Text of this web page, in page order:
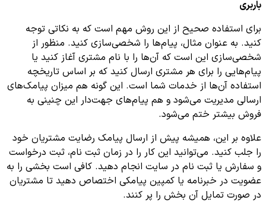
باربری
برای استفاده صحیح از این روش مهم است که به نکاتی توجه
کنید. به عنوان مثال، پیام‌ها را شخصی‌سازی کنید. منظور از
شخصی‌سازی این است که آن‌ها را با نام مشتری آغاز کنید یا
پیام‌هایی را برای هر مشتری ارسال کنید که بر اساس تاریخچه
استفاده آن‌ها از خدمات شما است. این گونه هم میزان پیامک‌های
ارسالی مدیریت می‌شود و هم پیام‌های جهت‌دار این چنینی به
فروش بیشتر ختم می‌شود.
علاوه بر این، همیشه پیش از ارسال پیامک رضایت مشتریان خود
را جلب کنید. می‌توانید این کار را در زمان ثبت نام، ثبت درخواست
و سفارش یا ثبت نام در سایت انجام دهید. کافی است بخشی را به
عضویت در خبرنامه یا کمپین پیامکی اختصاص دهید تا مشتریان
در صورت تمایل آن بخش را پر کنند.